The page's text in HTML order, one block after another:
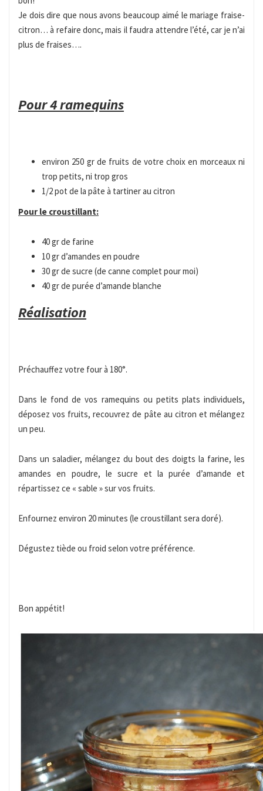
Je dois dire que nous avons beaucoup aimé le mariage fraise-
citron… à refaire donc, mais il faudra attendre l’été, car je n’ai
plus de fraises….
Pour 4 ramequins
environ 250 gr de fruits de votre choix en morceaux ni
trop petits, ni trop gros
1/2 pot de la pâte à tartiner au citron
Pour le croustillant:
40 gr de farine
10 gr d’amandes en poudre
30 gr de sucre (de canne complet pour moi)
40 gr de purée d’amande blanche
Réalisation
Préchauffez votre four à 180°.
Dans le fond de vos ramequins ou petits plats individuels,
déposez vos fruits, recouvrez de pâte au citron et mélangez
un peu.
Dans un saladier, mélangez du bout des doigts la farine, les
amandes en poudre, le sucre et la purée d’amande et
répartissez ce « sable » sur vos fruits.
Enfournez environ 20 minutes (le croustillant sera doré).
Dégustez tiède ou froid selon votre préférence.
Bon appétit!